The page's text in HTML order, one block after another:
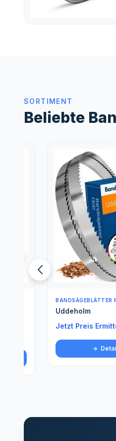
SORTIMENT
Beliebte
BANDSÄGEBLÄTTER FÜR
Uddeholm
Jetzt Preis Ermitteln
Details